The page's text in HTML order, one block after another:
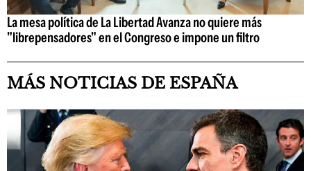
La mesa política de La Libertad Avanza no quiere más
"librepensadores" en el Congreso e impone un filtro
MÁS NOTICIAS DE ESPAÑA